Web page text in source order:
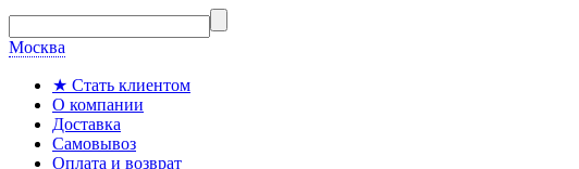
Москва
★ Стать клиентом
О компании
Доставка
Самовывоз
Оплата и возврат